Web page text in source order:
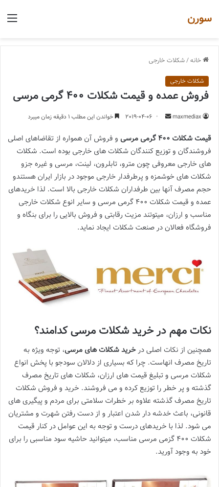
سورن
خانه/شکلات خارجی
شکلات خارجی
فروش عمده و قیمت شکلات 400 گرمی مرسی
maxmediax
ارسال
ایمیل
2019-04-06 خواندن این مطلب 1 دقیقه زمان میبرد
قیمت شکلات 400 گرمی مرسی
و فروش آن همواره از تقاضاهای اصلی
فروشندگان و توزیع کنندگان شکلات های خارجی بوده است. شکلات
های خارجی معروفی چون مترو، تابلرون، لینت، مرسی و غیره جزو
شکلات های خوشمزه و پرطرفدار خارجی موجود در بازار ایران هستندو
حجم مصرف آنها بین طرفداران شکلات خارجی بالا است. لذا خریدهای
عمده و قیمت شکلات 400 گرمی مرسی و سایر انوع شکلات خارجی
مناسب و ارزان، میتوتند مزیت رقابتی و فروش بالایی را برای بنگاه و
فروشگاه فعالان در صنعت شکلات ایجاد نماید.
نکات مهم در خرید شکلات مرسی کدامند؟
همچنین از نکات اصلی درخرید شکلات های مرسی، توجه ویژه به
تاریخ مصرف انهاست. چرا که بسیاری از دلالان سودجو با پخش انواع
شکلات مرسی و تبلیغ قیمت های ارزان، شکلات های تاریخ مصرف
گذشته و پر خطر را توزیع کرده و می فروشند. خرید و فروش شکلات
تاریخ مصرف گذشته علاوه بر خطرات سلامتی برای مردم و پیگیری های
قانونی، باعث خدشه دار شدن اعتبار و از دست رفتن شهرت و مشتریان
می شود. لذا با خریدهای درست و توجه به این عوامل در کنار قیمت
شکلات 400 گزمی مرسی مناسب، میتوانید حاشیه سود مناسبی را برای
خود به وجود آورید.